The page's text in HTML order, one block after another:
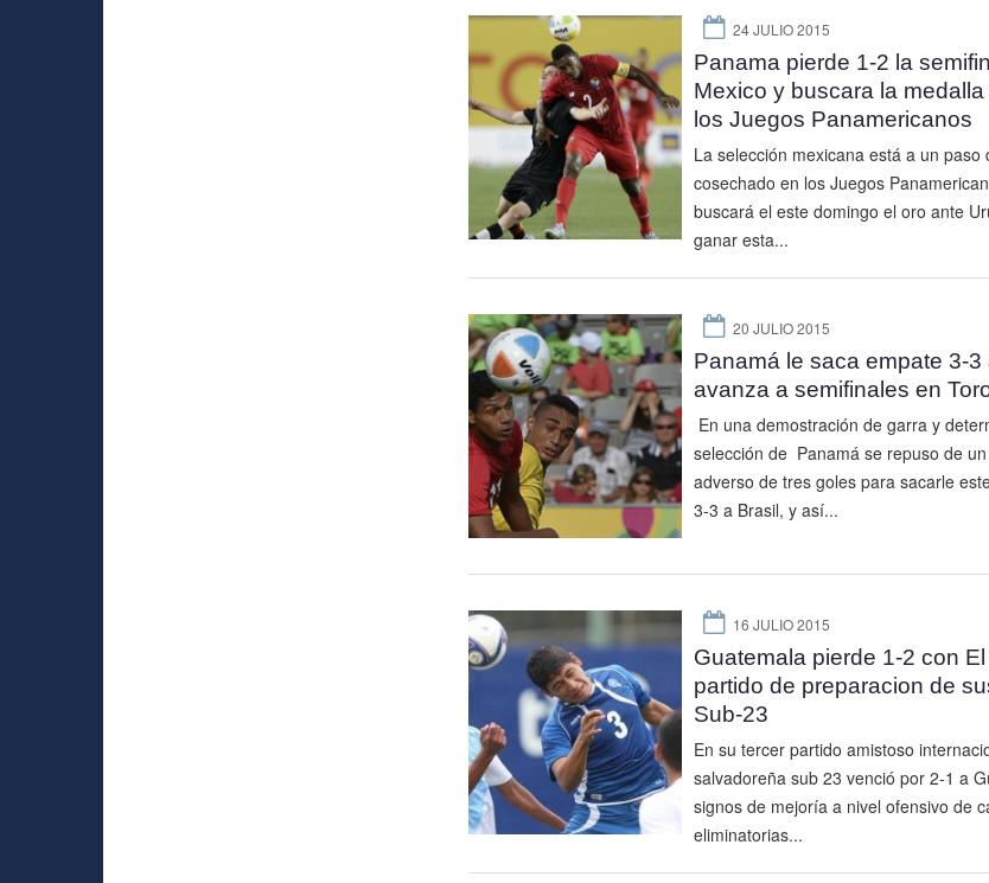
24 JULIO 2015
Panama pierde 1-2 la
Mexico y buscara la
los Juegos Panamericanos
La selección mexicana está a un paso
cosechado en los Juegos
buscará el este domingo el oro ante
ganar esta...
20 JULIO 2015
Panamá le saca empate 3-3
avanza a semifinales en
En una demostración de garra y
selección de Panamá se repuso de
adverso de tres goles para sacarle
3-3 a Brasil, y así...
16 JULIO 2015
Guatemala pierde 1-2 con
partido de preparacion de
Sub-23
En su tercer partido amistoso
salvadoreña sub 23 venció por 2-1 a
signos de mejoría a nivel ofensivo de
eliminatorias...